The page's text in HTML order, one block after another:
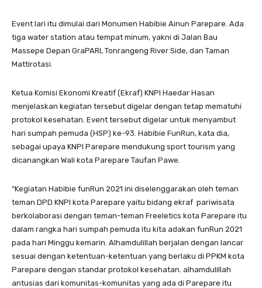
Event lari itu dimulai dari Monumen Habibie Ainun Parepare. Ada
tiga water station atau tempat minum, yakni di Jalan Bau
Massepe Depan GraPARI, Tonrangeng River Side, dan Taman
Mattirotasi.
Ketua Komisi Ekonomi Kreatif (Ekraf) KNPI Haedar Hasan
menjelaskan kegiatan tersebut digelar dengan tetap mematuhi
protokol kesehatan. Event tersebut digelar untuk menyambut
hari sumpah pemuda (HSP) ke-93. Habibie FunRun, kata dia,
sebagai upaya KNPI Parepare mendukung sport tourism yang
dicanangkan Wali kota Parepare Taufan Pawe.
“Kegiatan Habibie funRun 2021 ini diselenggarakan oleh teman
teman DPD KNPI kota Parepare yaitu bidang ekraf pariwisata
berkolaborasi dengan teman-teman Freeletics kota Parepare itu
dalam rangka hari sumpah pemuda itu kita adakan funRun 2021
pada hari Minggu kemarin. Alhamdulillah berjalan dengan lancar
sesuai dengan ketentuan-ketentuan yang berlaku di PPKM kota
Parepare dengan standar protokol kesehatan. alhamdulillah
antusias dari komunitas-komunitas yang ada di Parepare itu